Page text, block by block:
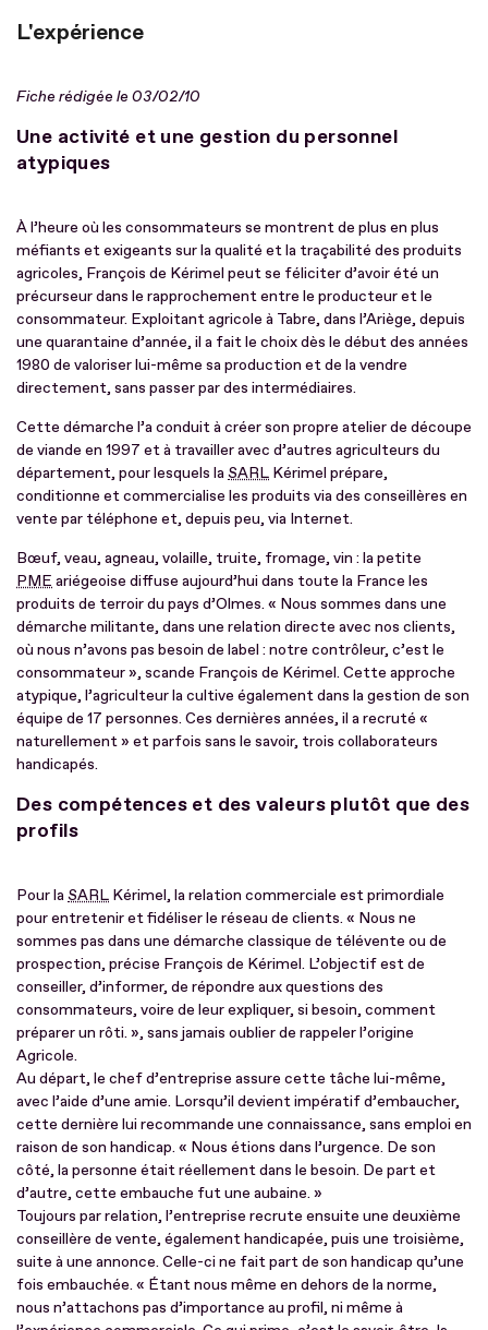
L'expérience
Fiche rédigée le 03/02/10
Une activité et une gestion du personnel
atypiques
À l’heure où les consommateurs se montrent de plus en plus
méfiants et exigeants sur la qualité et la traçabilité des produits
agricoles, François de Kérimel peut se féliciter d’avoir été un
précurseur dans le rapprochement entre le producteur et le
consommateur. Exploitant agricole à Tabre, dans l’Ariège, depuis
une quarantaine d’année, il a fait le choix dès le début des années
1980 de valoriser lui-même sa production et de la vendre
directement, sans passer par des intermédiaires.
Cette démarche l’a conduit à créer son propre atelier de découpe
de viande en 1997 et à travailler avec d’autres agriculteurs du
département, pour lesquels laSARL Kérimel prépare,
conditionne et commercialise les produits via des conseillères en
vente par téléphone et, depuis peu, via Internet.
Bœuf, veau, agneau, volaille, truite, fromage, vin : la petite
PME ariégeoise diffuse aujourd’hui dans toute la France les
produits de terroir du pays d’Olmes. « Nous sommes dans une
démarche militante, dans une relation directe avec nos clients,
où nous n’avons pas besoin de label : notre contrôleur, c’est le
consommateur », scande François de Kérimel. Cette approche
atypique, l’agriculteur la cultive également dans la gestion de son
équipe de 17 personnes. Ces dernières années, il a recruté «
naturellement » et parfois sans le savoir, trois collaborateurs
handicapés.
Des compétences et des valeurs plutôt que des
profils
Pour laSARL Kérimel, la relation commerciale est primordiale
pour entretenir et fidéliser le réseau de clients. « Nous ne
sommes pas dans une démarche classique de télévente ou de
prospection, précise François de Kérimel. L’objectif est de
conseiller, d’informer, de répondre aux questions des
consommateurs, voire de leur expliquer, si besoin, comment
préparer un rôti. », sans jamais oublier de rappeler l’origine
Agricole.
Au départ, le chef d’entreprise assure cette tâche lui-même,
avec l’aide d’une amie. Lorsqu’il devient impératif d’embaucher,
cette dernière lui recommande une connaissance, sans emploi en
raison de son handicap. « Nous étions dans l’urgence. De son
côté, la personne était réellement dans le besoin. De part et
d’autre, cette embauche fut une aubaine. »
Toujours par relation, l’entreprise recrute ensuite une deuxième
conseillère de vente, également handicapée, puis une troisième,
suite à une annonce. Celle-ci ne fait part de son handicap qu’une
fois embauchée. « Étant nous même en dehors de la norme,
nous n’attachons pas d’importance au profil, ni même à